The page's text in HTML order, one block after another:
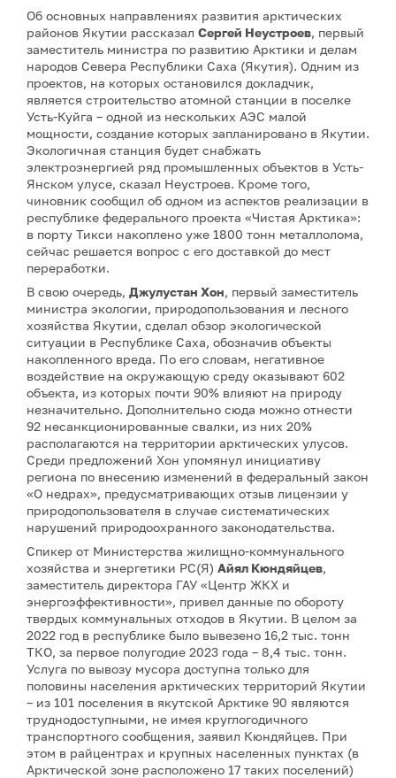
Об основных направлениях развития арктических
районов Якутии рассказал Сергей Неустроев, первый
заместитель министра по развитию Арктики и делам
народов Севера Республики Саха (Якутия). Одним из
проектов, на которых остановился докладчик,
является строительство атомной станции в поселке
Усть-Куйга – одной из нескольких АЭС малой
мощности, создание которых запланировано в Якутии.
Экологичная станция будет снабжать
электроэнергией ряд промышленных объектов в Усть-
Янском улусе, сказал Неустроев. Кроме того,
чиновник сообщил об одном из аспектов реализации в
республике федерального проекта «Чистая Арктика»:
в порту Тикси накоплено уже 1800 тонн металлолома,
сейчас решается вопрос с его доставкой до мест
переработки.
В свою очередь, Джулустан Хон, первый заместитель
министра экологии, природопользования и лесного
хозяйства Якутии, сделал обзор экологической
ситуации в Республике Саха, обозначив объекты
накопленного вреда. По его словам, негативное
воздействие на окружающую среду оказывают 602
объекта, из которых почти 90% влияют на природу
незначительно. Дополнительно сюда можно отнести
92 несанкционированные свалки, из них 20%
располагаются на территории арктических улусов.
Среди предложений Хон упомянул инициативу
региона по внесению изменений в федеральный закон
«О недрах», предусматривающих отзыв лицензии у
природопользователя в случае систематических
нарушений природоохранного законодательства.
Спикер от Министерства жилищно-коммунального
хозяйства и энергетики РС(Я) Айял Кюндяйцев,
заместитель директора ГАУ «Центр ЖКХ и
энергоэффективности», привел данные по обороту
твердых коммунальных отходов в Якутии. В целом за
2022 год в республике было вывезено 16,2 тыс. тонн
ТКО, за первое полугодие 2023 года – 8,4 тыс. тонн.
Услуга по вывозу мусора доступна только для
половины населения арктических территорий Якутии
– из 101 поселения в якутской Арктике 90 являются
труднодоступными, не имея круглогодичного
транспортного сообщения, заявил Кюндяйцев. При
этом в райцентрах и крупных населенных пунктах (в
Арктической зоне расположено 17 таких поселений)